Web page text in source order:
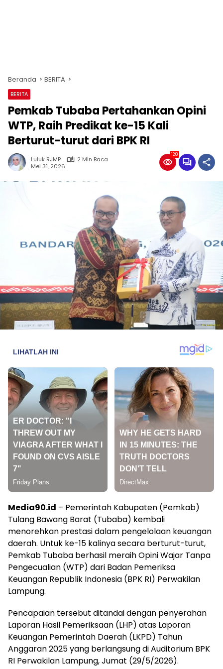
Beranda BERITA
BERITA
Pemkab Tubaba Pertahankan Opini
WTP, Raih Predikat ke-15 Kali
Berturut-turut dari BPK RI
Luluk RJMP
2 Min Baca
Mei 31, 2026
128
Media90.id – Pemerintah Kabupaten (Pemkab)
Tulang Bawang Barat (Tubaba) kembali
menorehkan prestasi dalam pengelolaan keuangan
daerah. Untuk ke-15 kalinya secara berturut-turut,
Pemkab Tubaba berhasil meraih Opini Wajar Tanpa
Pengecualian (WTP) dari Badan Pemeriksa
Keuangan Republik Indonesia (BPK RI) Perwakilan
Lampung.
Pencapaian tersebut ditandai dengan penyerahan
Laporan Hasil Pemeriksaan (LHP) atas Laporan
Keuangan Pemerintah Daerah (LKPD) Tahun
Anggaran 2025 yang berlangsung di Auditorium BPK
RI Perwakilan Lampung, Jumat (29/5/2026).